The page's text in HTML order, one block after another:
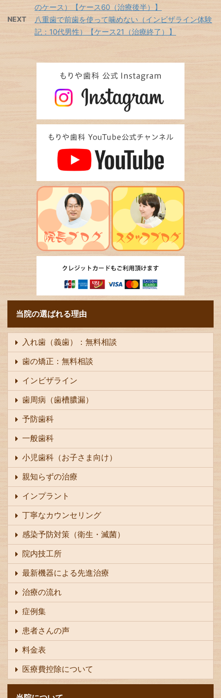
のケース）【ケース60（治療後半）】
NEXT
八重歯で前歯を使って噛めない（インビザライン体験
記：10代男性）【ケース21（治療終了）】
当院の選ばれる理由
入れ歯（義歯）：無料相談
歯の矯正：無料相談
インビザライン
歯周病（歯槽膿漏）
予防歯科
一般歯科
小児歯科（お子さま向け）
親知らずの治療
インプラント
丁寧なカウンセリング
感染予防対策（衛生・滅菌）
院内技工所
最新機器による先進治療
治療の流れ
症例集
患者さんの声
料金表
医療費控除について